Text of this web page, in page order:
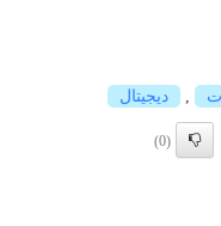
, دیجیتال
(0)